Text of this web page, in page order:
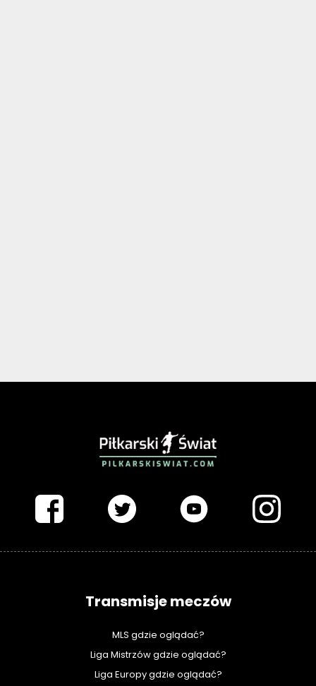
Transmisje meczów
MLS gdzie oglądać?
Liga Mistrzów gdzie oglądać?
Liga Europy gdzie oglądać?